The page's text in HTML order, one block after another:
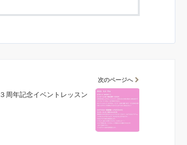
次のページへ
３周年記念イベントレッスン